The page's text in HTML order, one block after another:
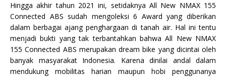
Hingga akhir tahun 2021 ini, setidaknya All New NMAX 155
Connected ABS sudah mengoleksi 6 Award yang diberikan
dalam berbagai ajang penghargaan di tanah air. Hal ini tentu
menjadi bukti yang tak terbantahkan bahwa All New NMAX
155 Connected ABS merupakan dream bike yang dicintai oleh
banyak masyarakat Indonesia. Karena dinilai andal dalam
mendukung mobilitas harian maupun hobi penggunanya